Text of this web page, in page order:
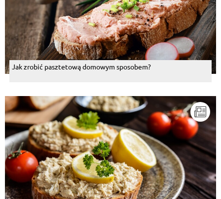
Jak zrobić pasztetową domowym sposobem?